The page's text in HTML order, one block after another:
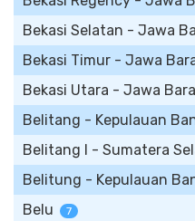
Bekasi Selatan - Jawa
Bekasi Timur - Jawa
Bekasi Utara - Jawa
Belitang - Kepulauan
Belitang I - Sumatera
Belitung - Kepulauan
Belu 7